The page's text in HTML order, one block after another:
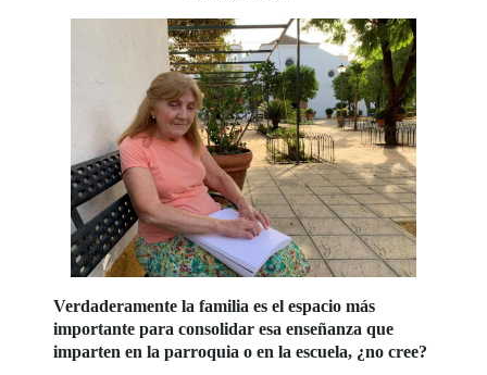
Verdaderamente la familia es el espacio más
importante para consolidar esa enseñanza que
imparten en la parroquia o en la escuela, ¿no cree?